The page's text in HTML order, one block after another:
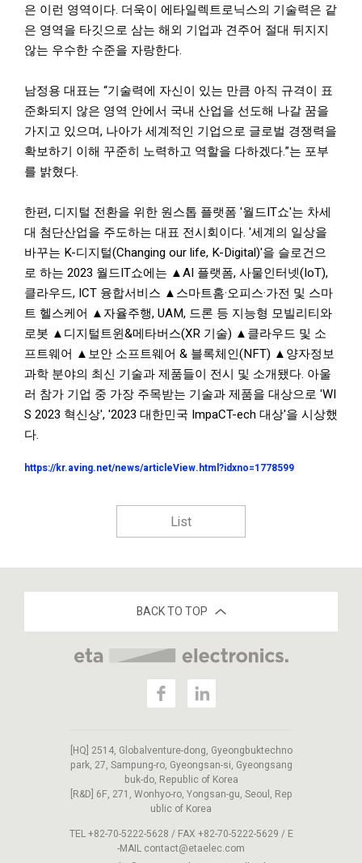
은 이런 영역이다. 더욱이 에타일렉트로닉스의 기술력은 같
은 영역을 타깃으로 삼는 해외 기업과 견주어 절대 뒤지지
않는 우수한 수준을 자랑한다.
남정용 대표는 “기술력에 자신이 있는 만큼 아직 규격이 표
준화되지 않은 영역 안에서 국내 산업을 선도해 나갈 꿈을
가지고 있으며, 나아가 세계적인 기업으로 글로벌 경쟁력을
확보하기 이해 꾸준히 노력하고 역할을 다하겠다.”는 포부
를 밝혔다.
한편, 디지털 전환을 위한 원스톱 플랫폼 '월드IT쇼'는 차세
대 첨단산업을 주도하는 대표 전시회이다. '세계의 일상을
바꾸는 K-디지털(Changing our life, K-Digital)'을 슬로건으
로 하는 2023 월드IT쇼에는 ▲AI 플랫폼, 사물인터넷(IoT),
클라우드, ICT 융합서비스 ▲스마트홈·오피스·가전 및 스마
트 헬스케어 ▲자율주행, UAM, 드론 등 지능형 모빌리티와
로봇 ▲디지털트윈&메타버스(XR 기술) ▲클라우드 및 소
프트웨어 ▲보안 소프트웨어 & 블록체인(NFT) ▲양자정보
과학 분야의 최신 기술과 제품들이 전시 및 소개됐다. 아울
러 참가 기업 중 가장 주목받는 기술과 제품을 대상으로 'WI
S 2023 혁신상', '2023 대한민국 ImpaCT-ech 대상'을 시상했
다.
https://kr.aving.net/news/articleView.html?idxno=1778599
List
BACK TO TOP
[HQ] 2514, Globalventure-dong, Gyeongbuktechno
park, 27, Sampung-ro, Gyeongsan-si, Gyeongsang
buk-do, Republic of Korea
[R&D] 6F, 271, Wonhyo-ro, Yongsan-gu, Seoul, Rep
ublic of Korea
TEL +82-70-5222-5628 / FAX +82-70-5222-5629 / E
-MAIL contact@etaelec.com